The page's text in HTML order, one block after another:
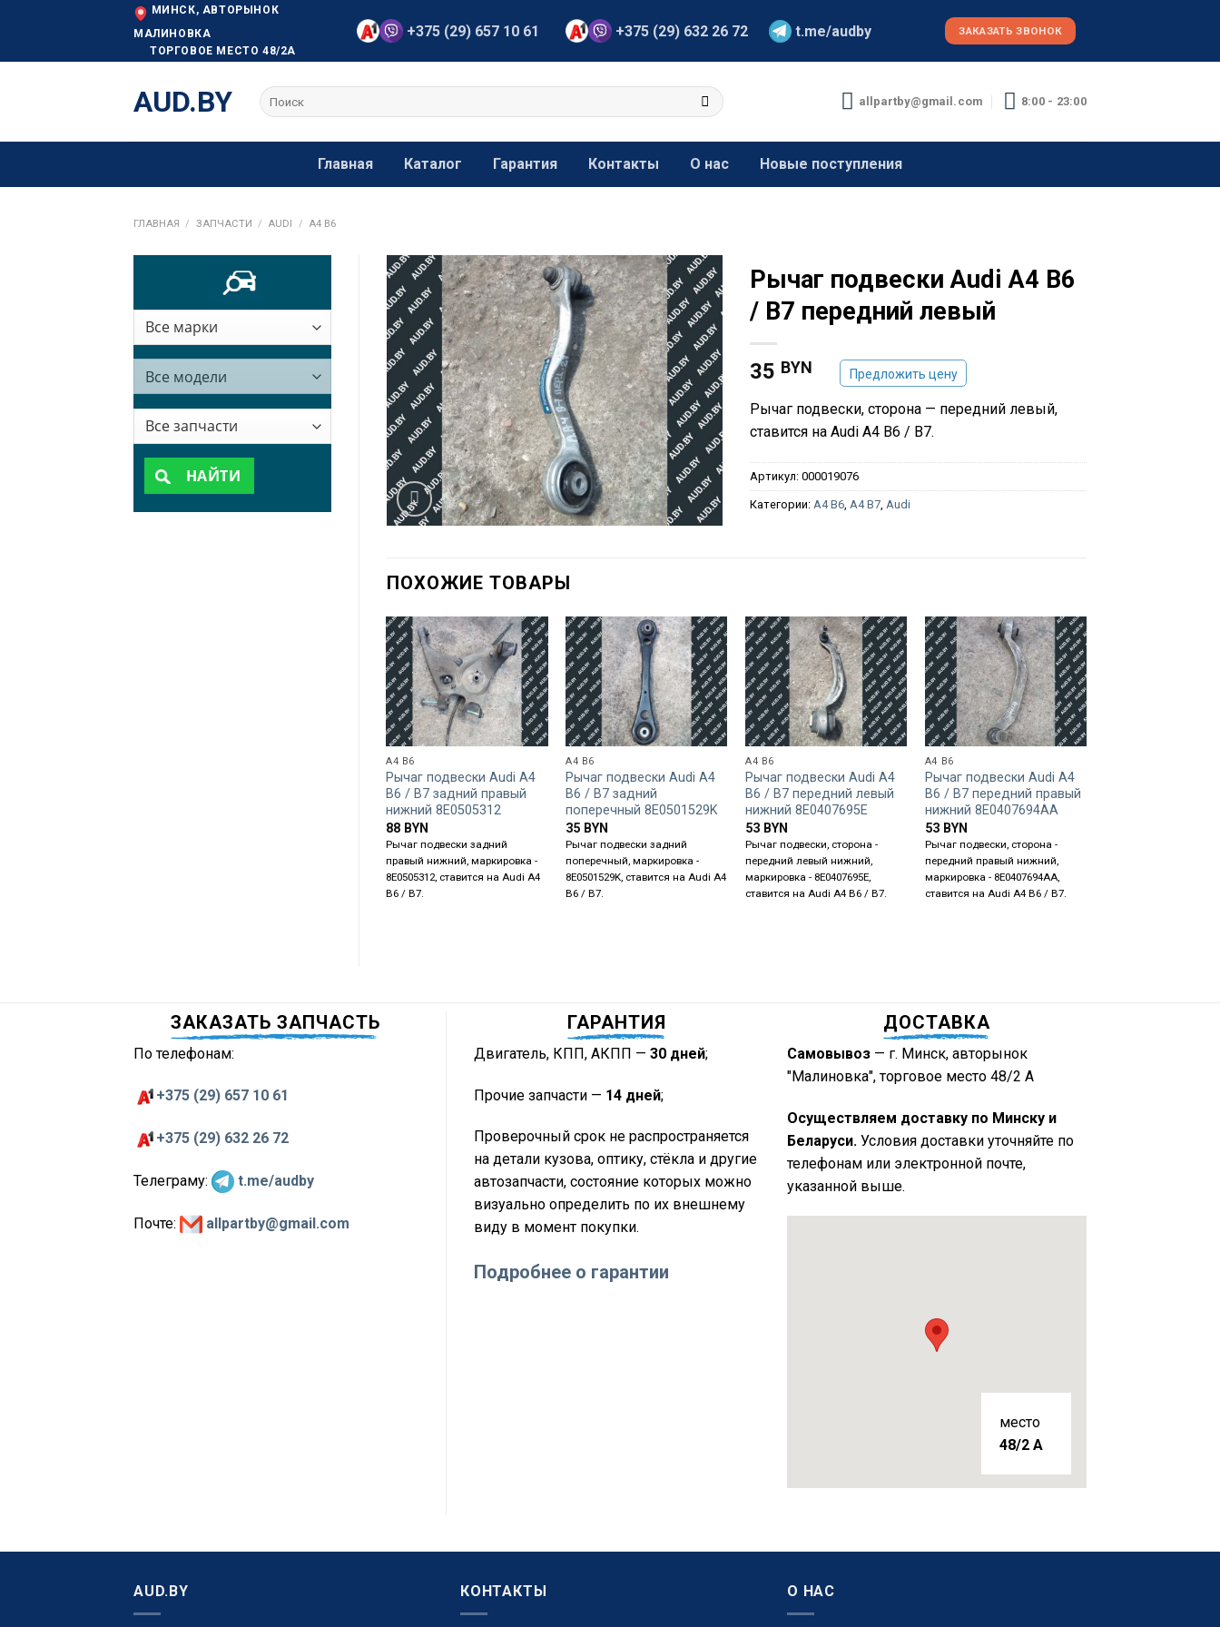
МИНСК, АВТОРЫНОК
МАЛИНОВКА
ТОРГОВОЕ МЕСТО 48/2А
+375 (29) 657 10 61 +375 (29) 632 26 72 t.me/audby ЗАКАЗАТЬ ЗВОНОК
AUD.BY Искать: allpartby@gmail.com 8:00 - 23:00
Главная Каталог Гарантия Контакты О нас Новые поступления
ГЛАВНАЯ / ЗАПЧАСТИ / AUDI / A4 B6
НАЙТИ
Рычаг подвески Audi A4 B6
/ B7 передний левый
35 BYN Предложить цену
Рычаг подвески, сторона — передний левый,
ставится на Audi A4 B6 / B7.
Артикул:000019076
Категории: A4 B6 A4 B7 Audi
ПОХОЖИЕ ТОВАРЫ
A4 B6
Рычаг подвески Audi A4
B6 / B7 задний правый
нижний 8E0505312
88 BYN
Рычаг подвески задний
правый нижний, маркировка -
8E0505312, ставится на Audi A4
B6 / B7.
A4 B6
Рычаг подвески Audi A4
B6 / B7 задний
поперечный 8E0501529K
35 BYN
Рычаг подвески задний
поперечный, маркировка -
8E0501529K, ставится на Audi A4
B6 / B7.
A4 B6
Рычаг подвески Audi A4
B6 / B7 передний левый
нижний 8E0407695E
53 BYN
Рычаг подвески, сторона -
передний левый нижний,
маркировка - 8E0407695E,
ставится на Audi A4 B6 / B7.
A4 B6
Рычаг подвески Audi A4
B6 / B7 передний правый
нижний 8E0407694AA
53 BYN
Рычаг подвески, сторона -
передний правый нижний,
маркировка - 8E0407694AA,
ставится на Audi A4 B6 / B7.
ЗАКАЗАТЬ ЗАПЧАСТЬ
По телефонам:
+375 (29) 657 10 61
+375 (29) 632 26 72
Телеграму: t.me/audby
Почте: allpartby@gmail.com
ГАРАНТИЯ
Двигатель, КПП, АКПП — 30 дней;
Прочие запчасти — 14 дней;
Проверочный срок не распространяется
на детали кузова, оптику, стёкла и другие
автозапчасти, состояние которых можно
визуально определить по их внешнему
виду в момент покупки.
Подробнее о гарантии
ДОСТАВКА
Самовывоз— г. Минск, авторынок
"Малиновка", торговое место 48/2 А
Осуществляем доставку по Минску и
Беларуси. Условия доставки уточняйте по
телефонам или электронной почте,
указанной выше.
место
48/2 A
AUD.BY КОНТАКТЫ О НАС